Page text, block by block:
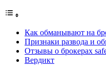
Как обманывают на
Признаки развода и
Отзывы о брокерах
Вердикт